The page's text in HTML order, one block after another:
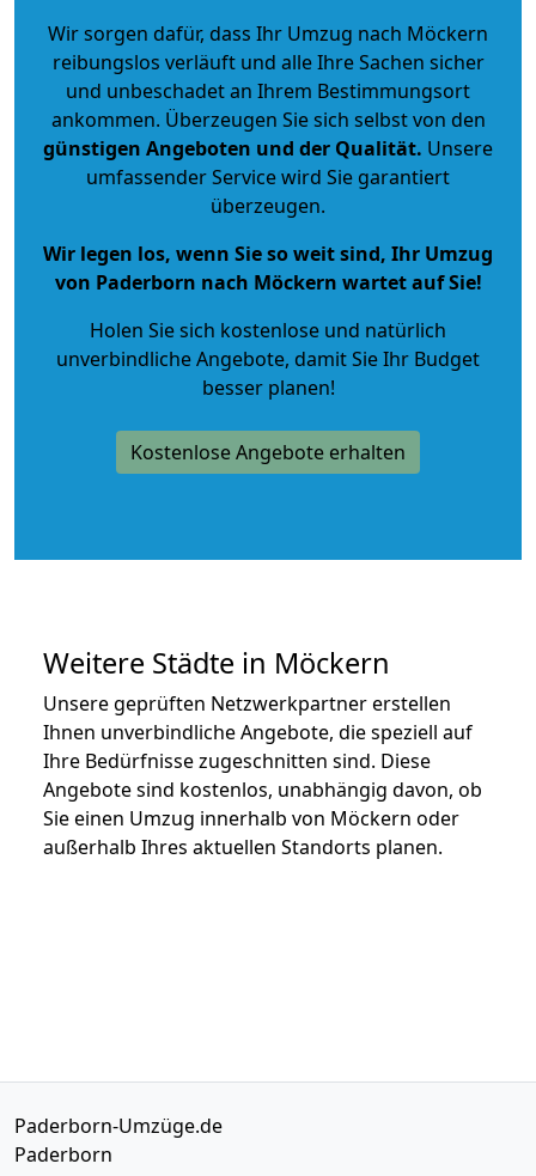
Wir sorgen dafür, dass Ihr Umzug nach Möckern
reibungslos verläuft und alle Ihre Sachen sicher
und unbeschadet an Ihrem Bestimmungsort
ankommen. Überzeugen Sie sich selbst von den
günstigen Angeboten und der Qualität. Unsere
umfassender Service wird Sie garantiert
überzeugen.
Wir legen los, wenn Sie so weit sind, Ihr Umzug
von Paderborn nach Möckern wartet auf Sie!
Holen Sie sich kostenlose und natürlich
unverbindliche Angebote, damit Sie Ihr Budget
besser planen!
Kostenlose Angebote erhalten
Weitere Städte in Möckern
Unsere geprüften Netzwerkpartner erstellen
Ihnen unverbindliche Angebote, die speziell auf
Ihre Bedürfnisse zugeschnitten sind. Diese
Angebote sind kostenlos, unabhängig davon, ob
Sie einen Umzug innerhalb von Möckern oder
außerhalb Ihres aktuellen Standorts planen.
Paderborn-Umzüge.de
Paderborn